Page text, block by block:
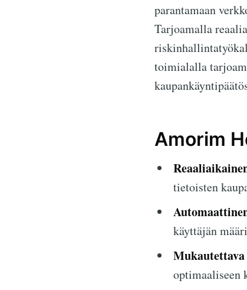
parantamaan
Tarjoamalla
toimialalla
Amorim
tietoisten
käyttäjän
optimaaliseen